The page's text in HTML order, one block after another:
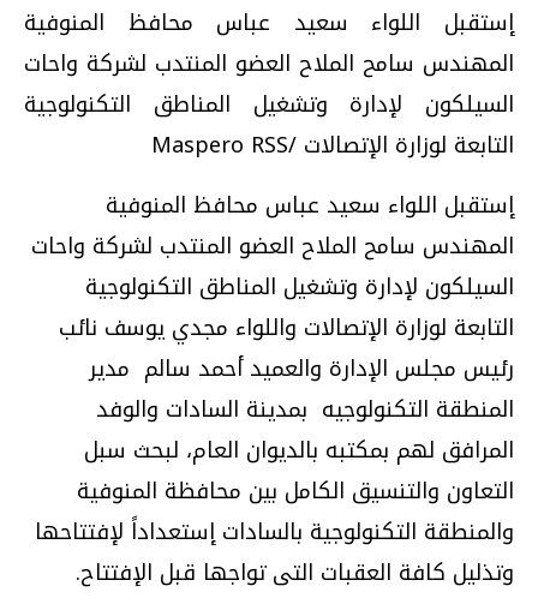
إستقبل اللواء سعيد عباس محافظ المنوفية
المهندس سامح الملاح العضو المنتدب لشركة واحات
السيلكون لإدارة وتشغيل المناطق التكنولوجية
التابعة لوزارة الإتصالات /Maspero RSS
إستقبل اللواء سعيد عباس محافظ المنوفية
المهندس سامح الملاح العضو المنتدب لشركة واحات
السيلكون لإدارة وتشغيل المناطق التكنولوجية
التابعة لوزارة الإتصالات واللواء مجدي يوسف نائب
رئيس مجلس الإدارة والعميد أحمد سالم مدير
المنطقة التكنولوجيه بمدينة السادات والوفد
المرافق لهم بمكتبه بالديوان العام، لبحث سبل
التعاون والتنسيق الكامل بين محافظة المنوفية
والمنطقة التكنولوجية بالسادات إستعداداً لإفتتاحها
وتذليل كافة العقبات التى تواجها قبل الإفتتاح.